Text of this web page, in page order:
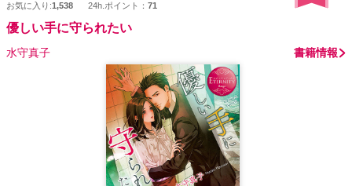
お気に入り:1,538 24h.ポイント： 71
優しい手に守られたい
水守真子 書籍情報